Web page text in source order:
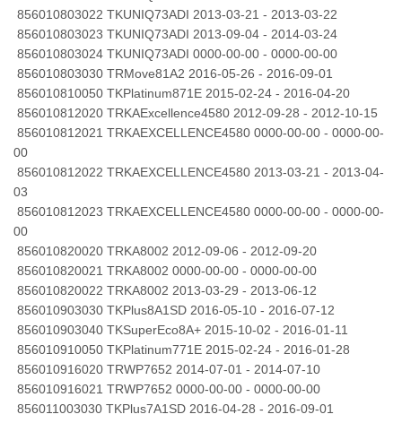
856010803022 TKUNIQ73ADI 2013-03-21 - 2013-03-22
856010803023 TKUNIQ73ADI 2013-09-04 - 2014-03-24
856010803024 TKUNIQ73ADI 0000-00-00 - 0000-00-00
856010803030 TRMove81A2 2016-05-26 - 2016-09-01
856010810050 TKPlatinum871E 2015-02-24 - 2016-04-20
856010812020 TRKAExcellence4580 2012-09-28 - 2012-10-15
856010812021 TRKAEXCELLENCE4580 0000-00-00 - 0000-00-
00
856010812022 TRKAEXCELLENCE4580 2013-03-21 - 2013-04-
03
856010812023 TRKAEXCELLENCE4580 0000-00-00 - 0000-00-
00
856010820020 TRKA8002 2012-09-06 - 2012-09-20
856010820021 TRKA8002 0000-00-00 - 0000-00-00
856010820022 TRKA8002 2013-03-29 - 2013-06-12
856010903030 TKPlus8A1SD 2016-05-10 - 2016-07-12
856010903040 TKSuperEco8A+ 2015-10-02 - 2016-01-11
856010910050 TKPlatinum771E 2015-02-24 - 2016-01-28
856010916020 TRWP7652 2014-07-01 - 2014-07-10
856010916021 TRWP7652 0000-00-00 - 0000-00-00
856011003030 TKPlus7A1SD 2016-04-28 - 2016-09-01